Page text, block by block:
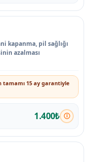
kapanma, pil sağlığı
azalması
tamamı 15 ay garantiyle
1.400₺